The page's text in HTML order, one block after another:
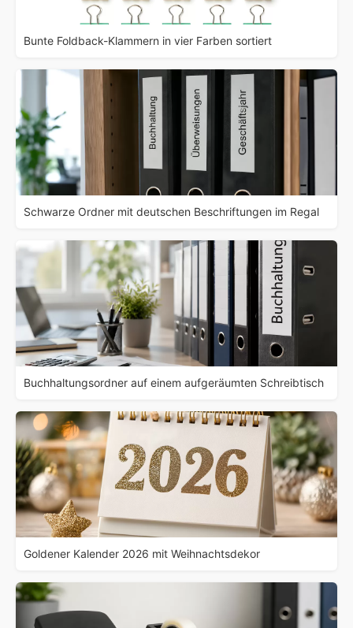
Bunte Foldback-Klammern in vier Farben sortiert
Schwarze Ordner mit deutschen Beschriftungen im Regal
Buchhaltungsordner auf einem aufgeräumten Schreibtisch
Goldener Kalender 2026 mit Weihnachtsdekor